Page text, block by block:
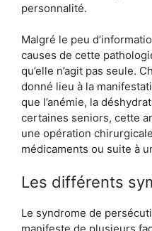
personnalité.
Malgré le peu
causes de cette
qu’elle n’agit pas seule.
donné lieu à la
que l’anémie, la
certaines seniors, cette
une opération
médicaments ou suite à
Les différents
Le syndrome de